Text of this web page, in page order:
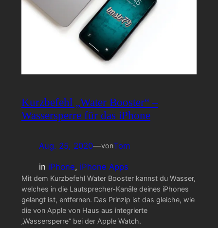
Kurzbefehl „Water Booster“ –
Wassersperre für das iPhone
Aug. 25, 2020—vonTom
in iPhone, iPhone Apps
Mit dem Kurzbefehl Water Booster kannst du Wasser,
welches in die Lautsprecher-Kanäle deines iPhones
gelangt ist, entfernen. Das Prinzip ist das gleiche, wie
die von Apple von Haus aus integrierte
„Wassersperre“ bei der Apple Watch.